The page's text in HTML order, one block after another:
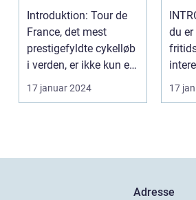
sprinterens styrke
og hastighed
Introduktion: Tour de
France, det mest
prestigefyldte cykelløb
i verden, er ikke kun en
kamp mellem ...
17 januar 2024
du er
har
17
Adresse